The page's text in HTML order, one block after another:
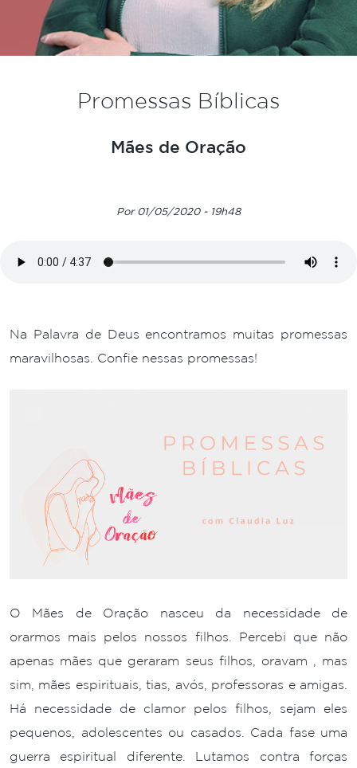
Promessas Bíblicas
Mães de Oração
Por 01/05/2020 - 19h48
Na Palavra de Deus encontramos muitas promessas
maravilhosas. Confie nessas promessas!
O Mães de Oração nasceu da necessidade de
orarmos mais pelos nossos filhos. Percebi que não
apenas mães que geraram seus filhos, oravam , mas
sim, mães espirituais, tias, avós, professoras e amigas.
Há necessidade de clamor pelos filhos, sejam eles
pequenos, adolescentes ou casados. Cada fase uma
guerra espiritual diferente. Lutamos contra forças